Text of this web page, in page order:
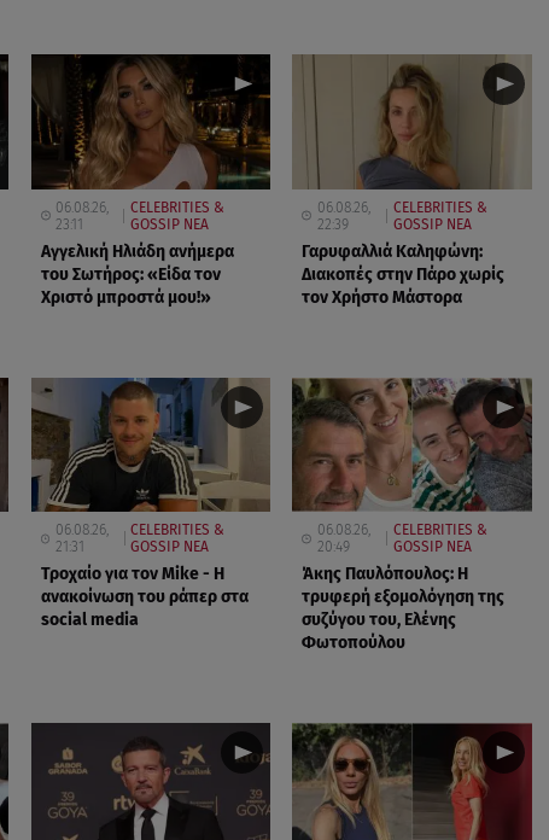
06.08.26,
23:11
CELEBRITIES &
GOSSIP ΝΕΑ
Αγγελική Ηλιάδη ανήμερα
του Σωτήρος: «Είδα τον
Χριστό μπροστά μου!»
06.08.26,
22:39
CELEBRITIES &
GOSSIP ΝΕΑ
Γαρυφαλλιά Καληφώνη:
Διακοπές στην Πάρο χωρίς
τον Χρήστο Μάστορα
06.08.26,
21:31
CELEBRITIES &
GOSSIP ΝΕΑ
Τροχαίο για τον Mike - Η
ανακοίνωση του ράπερ στα
social media
06.08.26,
20:49
CELEBRITIES &
GOSSIP ΝΕΑ
Άκης Παυλόπουλος: Η
τρυφερή εξομολόγηση της
συζύγου του, Ελένης
Φωτοπούλου